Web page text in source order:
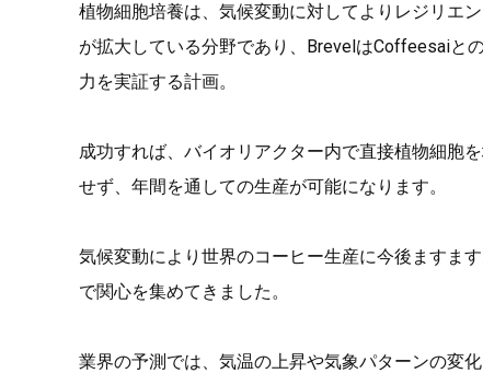
植物細胞培養は、気候変動に対してよりレジリエ
が拡大している分野であり、BrevelはCoffeesaiと
力を実証する計画。
成功すれば、バイオリアクター内で直接植物細胞
せず、年間を通しての生産が可能になります。
気候変動により世界のコーヒー生産に今後ますま
で関心を集めてきました。
業界の予測では、気温の上昇や気象パターンの変